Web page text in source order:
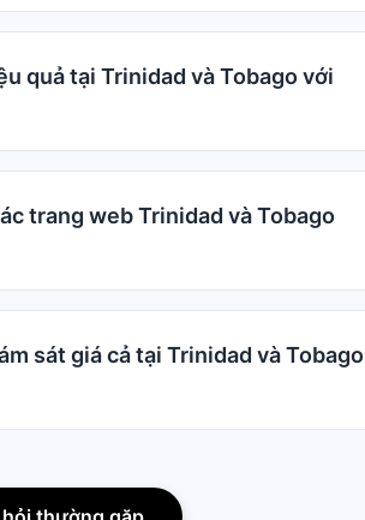
quả tại Trinidad và Tobago với
trang web Trinidad và Tobago
sát giá cả tại Trinidad và Tobago